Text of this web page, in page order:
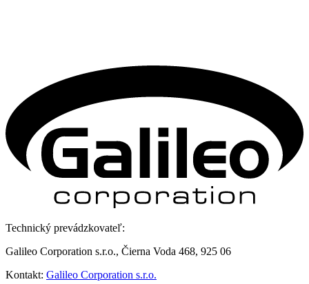
Technický prevádzkovateľ:
Galileo Corporation s.r.o., Čierna Voda 468, 925 06
Kontakt: Galileo Corporation s.r.o.